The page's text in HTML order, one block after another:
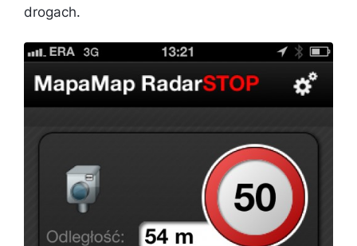
drogach.